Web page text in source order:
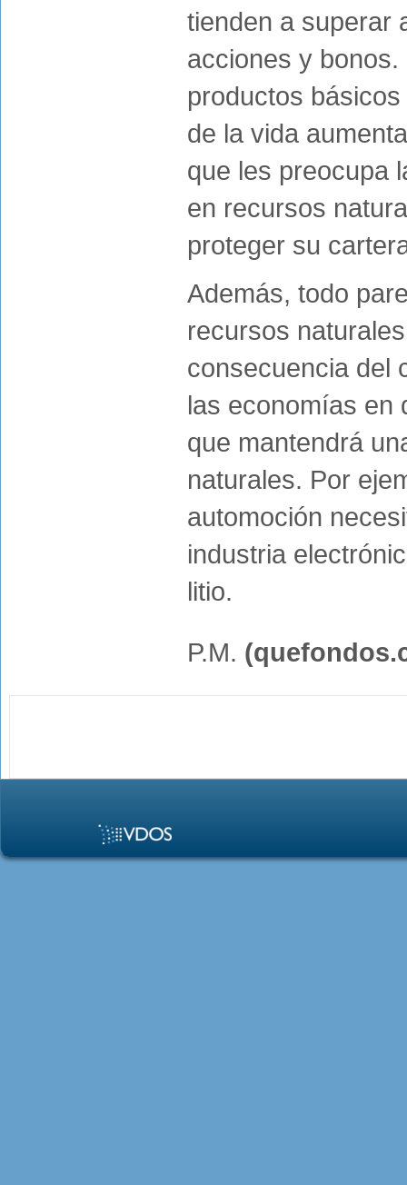
tienden a superar
acciones y
productos
de la vida
que les preocupa
en recursos
proteger su
Además, todo
recursos
consecuencia del
las economías en
que mantendrá
naturales. Por
automoción
industria
litio.
P.M.